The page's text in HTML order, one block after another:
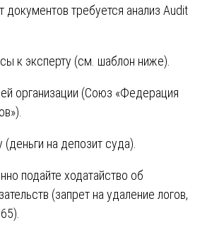
документов требуется анализ Audit
к эксперту (см. шаблон ниже).
организации (Союз «Федерация
(деньги на депозит суда).
подайте ходатайство об
(запрет на удаление логов,